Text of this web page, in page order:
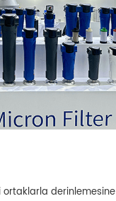
ortaklarla derinlemesine